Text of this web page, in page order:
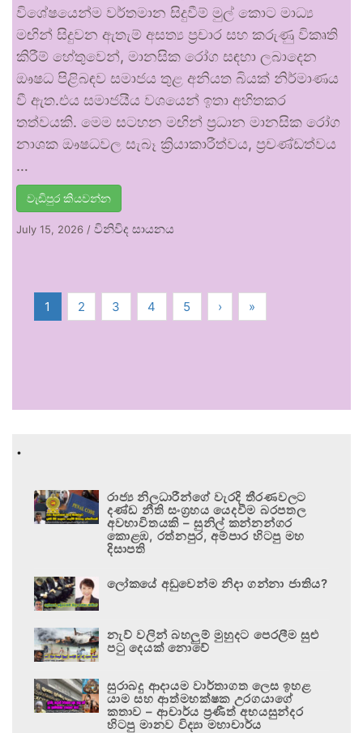
විශේෂයෙන්ම වර්තමාන සිදුවීම් මුල් කොට මාධ්‍ය
මඟින් සිදුවන ඇතැම් අසත්‍ය ප්‍රචාර සහ කරුණු විකෘති
කිරීම් හේතුවෙන්, මානසික රෝග සඳහා ලබාදෙන
ඖෂධ පිළිබඳව සමාජය තුළ අනියත බියක් නිර්මාණය
වී ඇත.එය සමාජයීය වශයෙන් ඉතා අහිතකර
තත්වයකි. මෙම සටහන මඟින් ප්‍රධාන මානසික රෝග
නාශක ඖෂධවල සැබෑ ක්‍රියාකාරීත්වය, ප්‍රචණ්ඩත්වය
…
වැඩිපුර කියවන්න
July 15, 2026 / විනිවිද සායනය
1 2 3 4 5 › »
.
රාජ්‍ය නිලධාරීන්ගේ වැරදි තීරණවලට
දණ්ඩ නීති සංග්‍රහය යෙදවීම බරපතල
අවභාවිතයකි – සුනිල් කන්නන්ගර
කොළඹ, රත්නපුර, අම්පාර හිටපු මහ
දිසාපති
ලෝකයේ අඩුවෙන්ම නිදා ගන්නා ජාතිය?
නැව් වලින් බහලුම් මුහුදට පෙරලීම සුළු
පටු දෙයක් නොවේ
සුරාබදු ආදායම වාර්තාගත ලෙස ඉහළ
යාම සහ ආත්මභක්ෂක උරගයාගේ
කතාව – ආචාර්ය ප්‍රණීත් අභයසුන්දර
හිටපු මානව විද්‍යා මහාචාර්ය